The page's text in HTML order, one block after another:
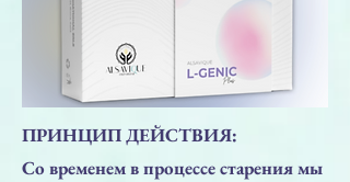
ПРИНЦИП ДЕЙСТВИЯ:
Со временем в процессе старения мы